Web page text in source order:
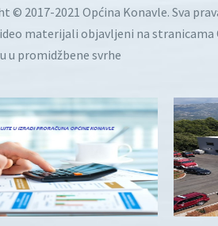
© 2017-2021 Općina Konavle. Sva
materijali objavljeni na stranicama
u promidžbene svrhe